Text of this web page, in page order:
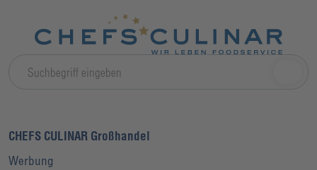
CHEFS CULINAR Großhandel
Werbung